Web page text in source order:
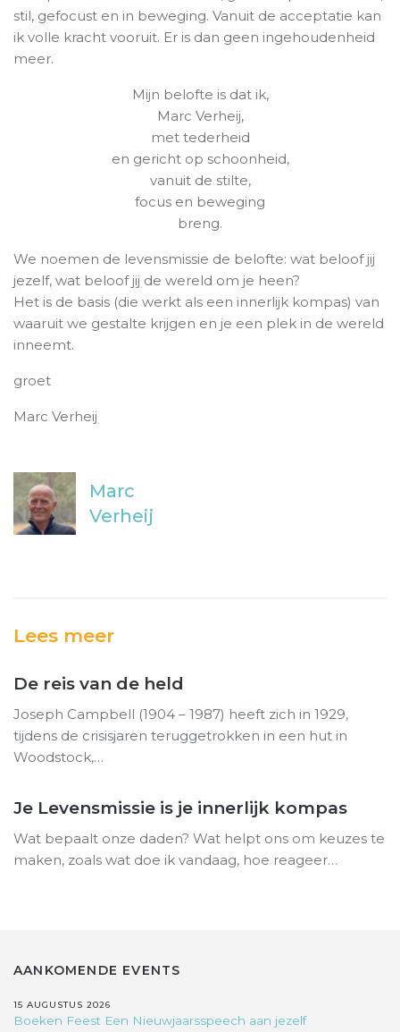
stil, gefocust en in beweging. Vanuit de acceptatie kan
ik volle kracht vooruit. Er is dan geen ingehoudenheid
meer.
Mijn belofte is dat ik,
Marc Verheij,
met tederheid
en gericht op schoonheid,
vanuit de stilte,
focus en beweging
breng.
We noemen de levensmissie de belofte: wat beloof jij
jezelf, wat beloof jij de wereld om je heen?
Het is de basis (die werkt als een innerlijk kompas) van
waaruit we gestalte krijgen en je een plek in de wereld
inneemt.
groet
Marc Verheij
Marc
Verheij
Lees meer
De reis van de held
Joseph Campbell (1904 – 1987) heeft zich in 1929,
tijdens de crisisjaren teruggetrokken in een hut in
Woodstock,…
Je Levensmissie is je innerlijk kompas
Wat bepaalt onze daden? Wat helpt ons om keuzes te
maken, zoals wat doe ik vandaag, hoe reageer…
AANKOMENDE EVENTS
15 AUGUSTUS 2026
Boeken Feest Een Nieuwjaarsspeech aan jezelf